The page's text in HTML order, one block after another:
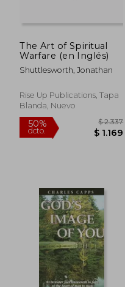
50%
dcto.
The Art of Spiritual
Warfare (en Inglés)
Shuttlesworth, Jonathan
Rise Up Publications, Tapa
Blanda, Nuevo